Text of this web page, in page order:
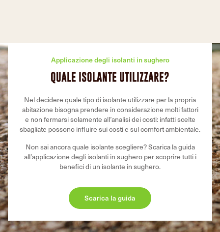
Applicazione degli isolanti in sughero
QUALE ISOLANTE UTILIZZARE?
Nel decidere quale tipo di isolante utilizzare per la propria
abitazione bisogna prendere in considerazione molti fattori
e non fermarsi solamente all’analisi dei costi: infatti scelte
sbagliate possono influire sui costi e sul comfort ambientale.
Non sai ancora quale isolante scegliere? Scarica la guida
all’applicazione degli isolanti in sughero per scoprire tutti i
benefici di un isolante in sughero.
Scarica la guida